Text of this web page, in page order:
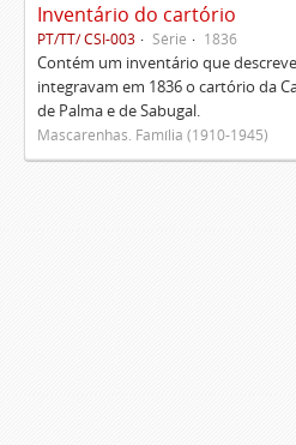
Inventário do cartório
PT/TT/ CSI-003 Série 1836
Contém um inventário que
integravam em 1836 o cartório da
de Palma e de Sabugal.
Mascarenhas. Família (1910-1945)